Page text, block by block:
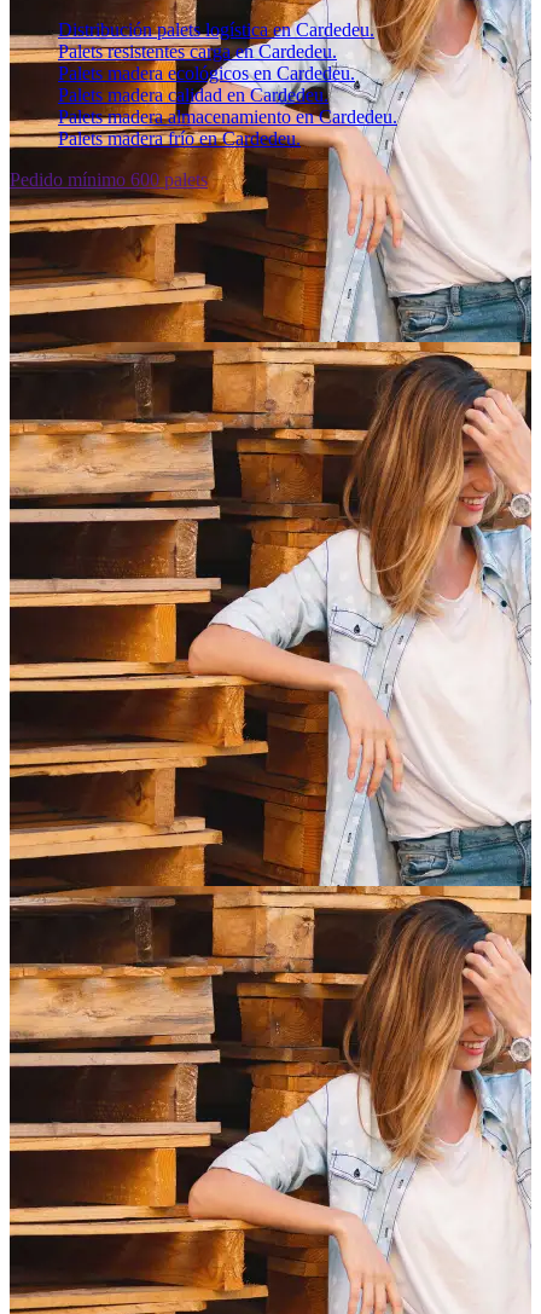
Distribución palets logística en Cardedeu.
Palets resistentes carga en Cardedeu.
Palets madera ecológicos en Cardedeu.
Palets madera calidad en Cardedeu.
Palets madera almacenamiento en Cardedeu.
Palets madera frío en Cardedeu.
Pedido mínimo 600 palets